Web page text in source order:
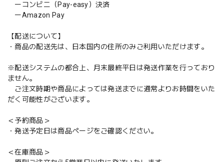
ーコンビニ（Pay-easy）決済
ーAmazon Pay
【配送について】
・商品の配送先は、日本国内の住所のみご利用いただけます。
※配送システムの都合上、月末最終平日は発送作業を行っており
ません。
ご注文時期や商品によっては発送までに通常よりお時間をいた
だく可能性がございます。
＜予約商品＞
・発送予定日は商品ページをご確認ください。
＜在庫商品＞